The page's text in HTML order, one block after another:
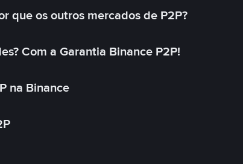
que os outros mercados de P2P?
Com a Garantia Binance P2P!
na Binance